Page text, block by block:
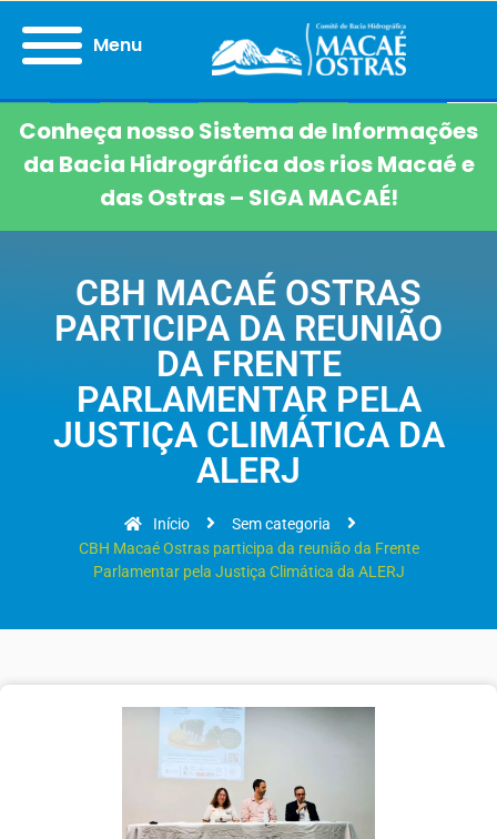
Menu
Conheça nosso Sistema de Informações
da Bacia Hidrográfica dos rios Macaé e
das Ostras – SIGA MACAÉ!
CBH MACAÉ OSTRAS
PARTICIPA DA REUNIÃO
DA FRENTE
PARLAMENTAR PELA
JUSTIÇA CLIMÁTICA DA
ALERJ
Início
Sem categoria
CBH Macaé Ostras participa da reunião da Frente
Parlamentar pela Justiça Climática da ALERJ